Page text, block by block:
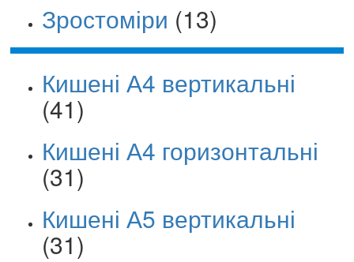
Зростоміри (13)
Кишені А4 вертикальні
(41)
Кишені А4 горизонтальні
(31)
Кишені А5 вертикальні
(31)